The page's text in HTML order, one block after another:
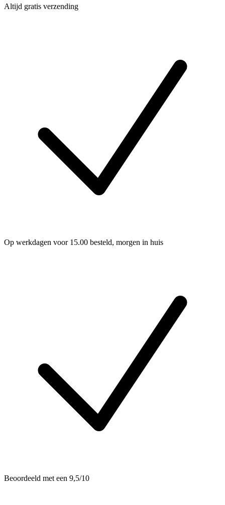
Altijd gratis verzending
Op werkdagen voor 15.00 besteld, morgen in huis
Beoordeeld met een 9,5/10